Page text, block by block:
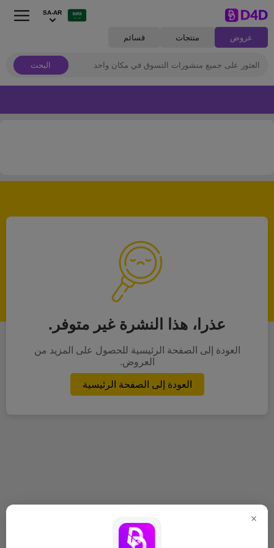
عروض منتجات قسائم
البحث
SA-AR
عذرا، هذا النشرة غير متوفر.
العودة إلى الصفحة الرئيسية للحصول على المزيد من
العروض.
العودة إلى الصفحة الرئيسية